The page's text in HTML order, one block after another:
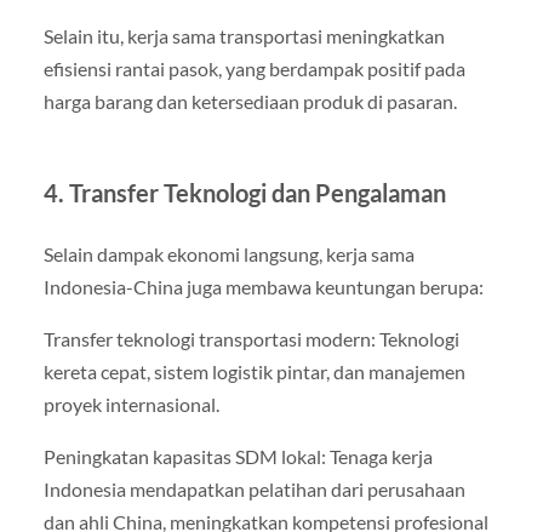
Selain itu, kerja sama transportasi meningkatkan
efisiensi rantai pasok, yang berdampak positif pada
harga barang dan ketersediaan produk di pasaran.
4. Transfer Teknologi dan Pengalaman
Selain dampak ekonomi langsung, kerja sama
Indonesia-China juga membawa keuntungan berupa:
Transfer teknologi transportasi modern: Teknologi
kereta cepat, sistem logistik pintar, dan manajemen
proyek internasional.
Peningkatan kapasitas SDM lokal: Tenaga kerja
Indonesia mendapatkan pelatihan dari perusahaan
dan ahli China, meningkatkan kompetensi profesional